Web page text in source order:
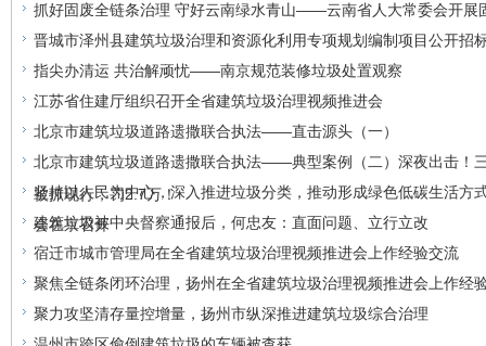
抓好固废全链条治理 守好云南绿水青山——云南省人大常委会开展
晋城市泽州县建筑垃圾治理和资源化利用专项规划编制项目公开招
指尖办清运 共治解顽忧——南京规范装修垃圾处置观察
江苏省住建厅组织召开全省建筑垃圾治理视频推进会
北京市建筑垃圾道路遗撒联合执法——直击源头（一）
北京市建筑垃圾道路遗撒联合执法——典型案例（二）深夜出击！
被抓现行，罚2.7万！
坚持以人民为中心，深入推进垃圾分类，推动形成绿色低碳生活
会在京召开
建筑垃圾被中央督察通报后，何忠友：直面问题、立行立改
宿迁市城市管理局在全省建筑垃圾治理视频推进会上作经验交流
聚焦全链条闭环治理，扬州在全省建筑垃圾治理视频推进会上作经
聚力攻坚清存量控增量，扬州市纵深推进建筑垃圾综合治理